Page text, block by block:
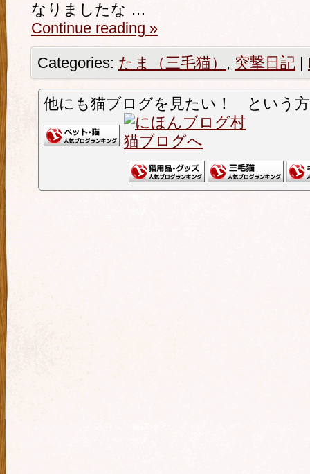
なりましたな …
Continue reading »
Categories: たま（三毛猫） , 突撃日記 |
他にも猫ブログを見たい！ という